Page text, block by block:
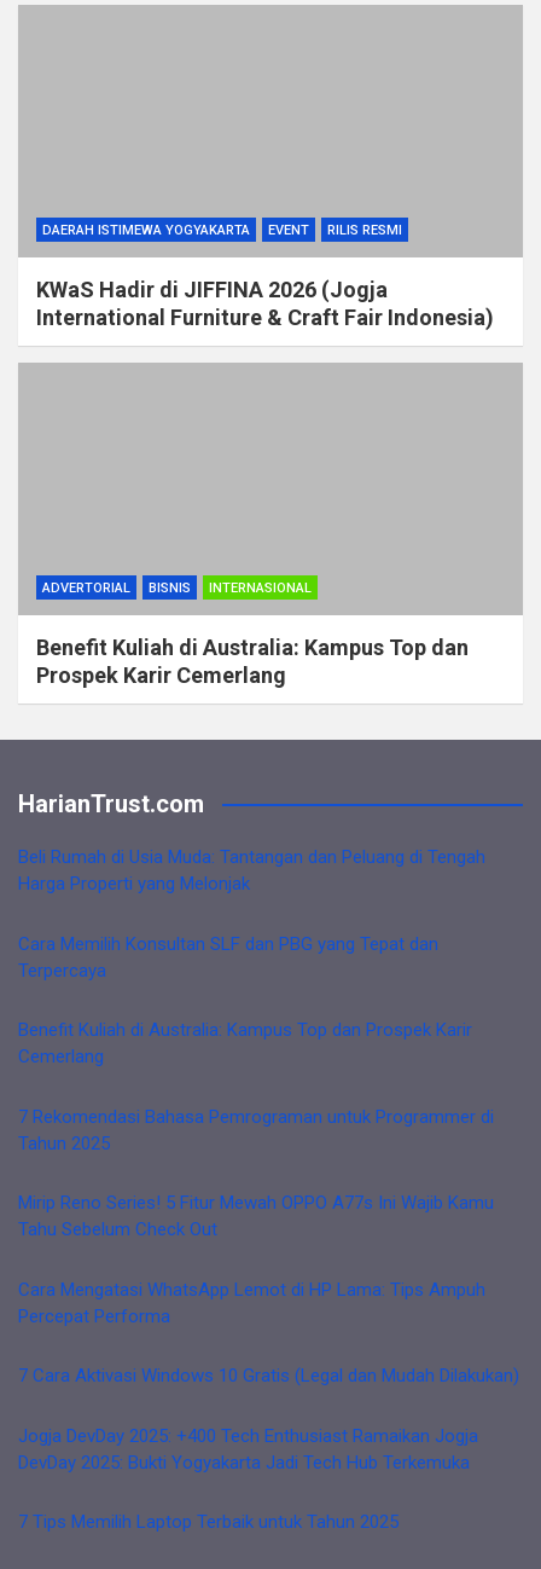
DAERAH ISTIMEWA YOGYAKARTA EVENT RILIS RESMI
KWaS Hadir di JIFFINA 2026 (Jogja
International Furniture & Craft Fair Indonesia)
ADVERTORIAL BISNIS INTERNASIONAL
Benefit Kuliah di Australia: Kampus Top dan
Prospek Karir Cemerlang
HarianTrust.com
Beli Rumah di Usia Muda: Tantangan dan Peluang di Tengah
Harga Properti yang Melonjak
Cara Memilih Konsultan SLF dan PBG yang Tepat dan
Terpercaya
Benefit Kuliah di Australia: Kampus Top dan Prospek Karir
Cemerlang
7 Rekomendasi Bahasa Pemrograman untuk Programmer di
Tahun 2025
Mirip Reno Series! 5 Fitur Mewah OPPO A77s Ini Wajib Kamu
Tahu Sebelum Check Out
Cara Mengatasi WhatsApp Lemot di HP Lama: Tips Ampuh
Percepat Performa
7 Cara Aktivasi Windows 10 Gratis (Legal dan Mudah Dilakukan)
Jogja DevDay 2025: +400 Tech Enthusiast Ramaikan Jogja
DevDay 2025: Bukti Yogyakarta Jadi Tech Hub Terkemuka
7 Tips Memilih Laptop Terbaik untuk Tahun 2025